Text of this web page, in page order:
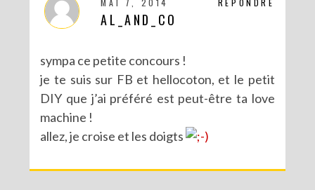
RÉPONDRE
MAI 7, 2014
AL_AND_CO
sympa ce petite concours !
je te suis sur FB et hellocoton, et le petit
DIY que j’ai préféré est peut-être ta love
machine !
allez, je croise et les doigts